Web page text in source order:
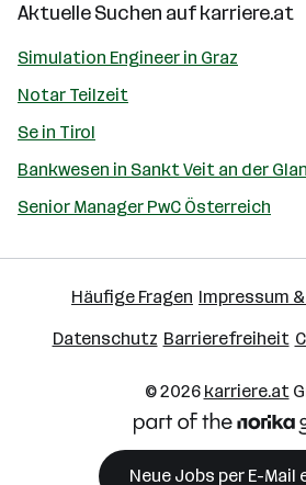
Aktuelle Suchen aufkarriere.at
Simulation Engineer in Graz
Notar Teilzeit
Se in Tirol
Bankwesen in Sankt Veit an der
Senior Manager PwC Österreich
Häufige Fragen Impressum
Datenschutz Barrierefreiheit
© 2026 karriere.at
Neue Jobs per E-Mail